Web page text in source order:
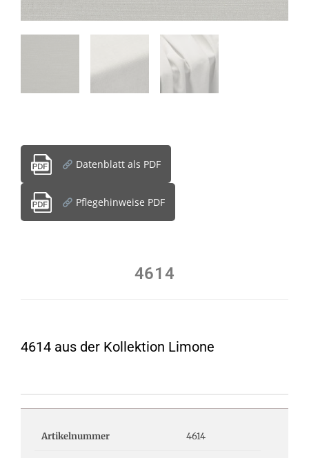
Datenblatt als PDF
Pflegehinweise PDF
4614
4614 aus der Kollektion Limone
Artikelnummer 4614